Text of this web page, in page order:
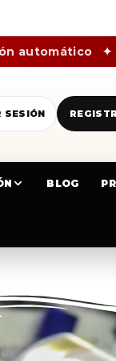
automático ✦
SESIÓN
BLOG